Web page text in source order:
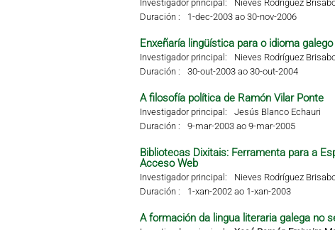
Investigador principal:
Nieves Rodríguez
Duración :
1-dec-2003 ao 30-nov-2006
Enxeñaría lingüística para o idioma
Investigador principal:
Nieves Rodríguez
Duración :
30-out-2003 ao 30-out-2004
A filosofía política de Ramón Vilar Ponte
Investigador principal:
Jesús Blanco Echauri
Duración :
9-mar-2003 ao 9-mar-2005
Bibliotecas Dixitais: Ferramenta para a
Acceso Web
Investigador principal:
Nieves Rodríguez
Duración :
1-xan-2002 ao 1-xan-2003
A formación da lingua literaria galega no